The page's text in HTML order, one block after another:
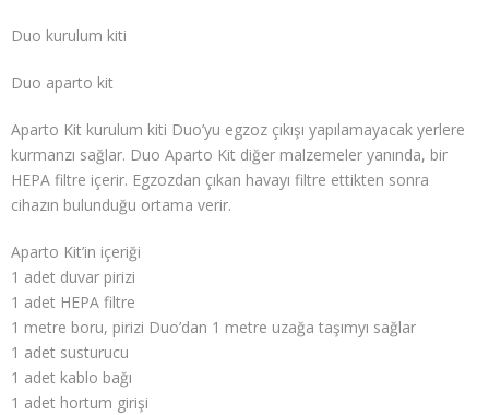
Duo kurulum kiti
Duo aparto kit
Aparto Kit kurulum kiti Duo’yu egzoz çıkışı yapılamayacak yerlere
kurmanzı sağlar. Duo Aparto Kit diğer malzemeler yanında, bir
HEPA filtre içerir. Egzozdan çıkan havayı filtre ettikten sonra
cihazın bulunduğu ortama verir.
Aparto Kit’in içeriği
1 adet duvar pirizi
1 adet HEPA filtre
1 metre boru, pirizi Duo’dan 1 metre uzağa taşımyı sağlar
1 adet susturucu
1 adet kablo bağı
1 adet hortum girişi